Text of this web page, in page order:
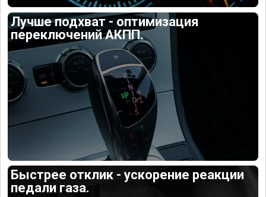
Лучше подхват - оптимизация
переключений АКПП.
Быстрее отклик - ускорение реакции
педали газа.